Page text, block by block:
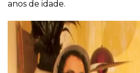
anos de idade.